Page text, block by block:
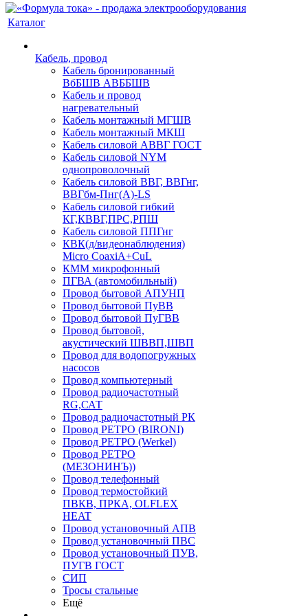
Каталог
Кабель, провод
Кабель бронированный
ВбБШВ АВББШВ
Кабель и провод
нагревательный
Кабель монтажный МГШВ
Кабель монтажный МКШ
Кабель силовой АВВГ ГОСТ
Кабель силовой NYM
однопроволочный
Кабель силовой ВВГ, ВВГнг,
ВВГбм-Пнг(А)-LS
Кабель силовой гибкий
КГ,КВВГ,ПРС,РПШ
Кабель силовой ППГнг
КВК(д/видеонаблюдения)
Micro CoaxiA+CuL
КММ микрофонный
ПГВА (автомобильный)
Провод бытовой АПУНП
Провод бытовой ПуВВ
Провод бытовой ПуГВВ
Провод бытовой,
акустический ШВВП,ШВП
Провод для водопогружных
насосов
Провод компьютерный
Провод радиочастотный
RG,САТ
Провод радиочастотный РК
Провод РЕТРО (BIRONI)
Провод РЕТРО (Werkel)
Провод РЕТРО
(МЕЗОНИНЪ))
Провод телефонный
Провод термостойкий
ПВКВ, ПРКА, OLFLEX
HEAT
Провод установочный АПВ
Провод установочный ПВС
Провод установочный ПУВ,
ПУГВ ГОСТ
СИП
Тросы стальные
Ещё